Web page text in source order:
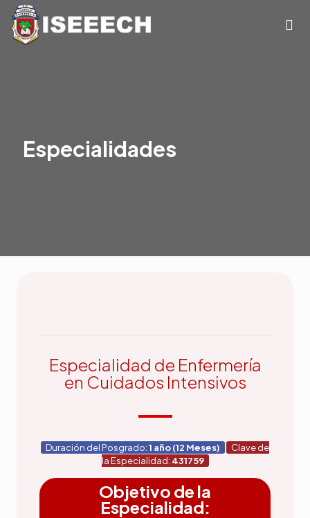
Especialidades
Especialidad de Enfermería
en Cuidados Intensivos
Duración del Posgrado:1 año (12 Meses)
Clave de
la Especialidad: 431759
Objetivo de la
Especialidad: